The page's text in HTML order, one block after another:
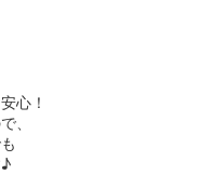
心！
、